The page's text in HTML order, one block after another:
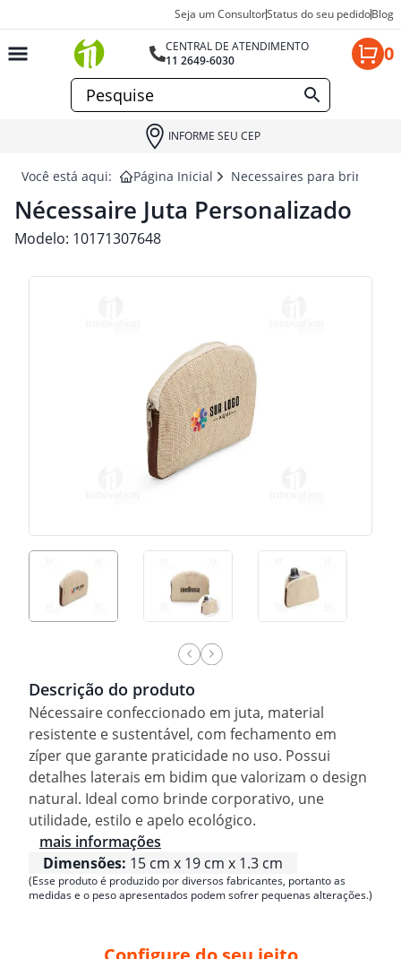
Seja um ConsultorStatus do seu pedidoBlog
CENTRAL DE ATENDIMENTO
11 2649-6030
0
INFORME SEU CEP
Você está aqui: Página Inicial Necessaires para brindes
Nécessaire Juta Personalizado
Modelo: 10171307648
Descrição do produto
Nécessaire confeccionado em juta, material
resistente e sustentável, com fechamento em
zíper que garante praticidade no uso. Possui
detalhes laterais em bidim que valorizam o design
natural. Ideal como brinde corporativo, une
utilidade, estilo e apelo ecológico.
mais informações
Dimensões: 15 cm x 19 cm x 1.3 cm
(Esse produto é produzido por diversos fabricantes, portanto as
medidas e o peso apresentados podem sofrer pequenas alterações.)